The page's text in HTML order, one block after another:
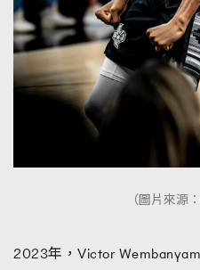
（圖片來源
2023年，Victor